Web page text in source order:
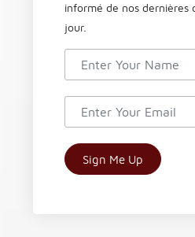
informé de nos dernières
jour.